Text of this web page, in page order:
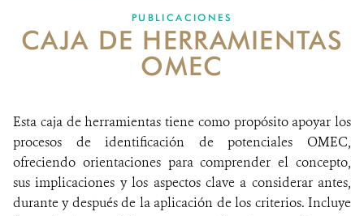
NOTICIAS
WCS VISUAL
ALIADOS Y ALIANZAS
COBERTURA EN MEDIOS DE COMUNICACIÓN
PUBLICACIONES
CAJA DE HERRAMIENTAS
OMEC
Esta caja de herramientas tiene como propósito apoyar los
procesos de identificación de potenciales OMEC,
ofreciendo orientaciones para comprender el concepto,
sus implicaciones y los aspectos clave a considerar antes,
durante y después de la aplicación de los criterios. Incluye